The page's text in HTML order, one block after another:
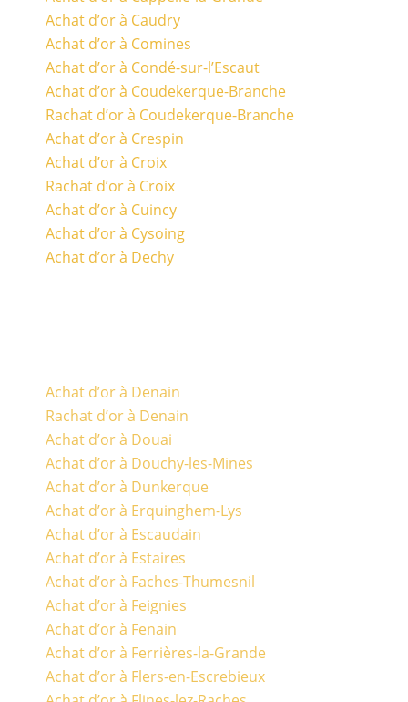
Achat d’or à Caudry
Achat d’or à Comines
Achat d’or à Condé-sur-l’Escaut
Achat d’or à Coudekerque-Branche
Rachat d’or à Coudekerque-Branche
Achat d’or à Crespin
Achat d’or à Croix
Rachat d’or à Croix
Achat d’or à Cuincy
Achat d’or à Cysoing
Achat d’or à Dechy
Achat d’or à Denain
Rachat d’or à Denain
Achat d’or à Douai
Achat d’or à Douchy-les-Mines
Achat d’or à Dunkerque
Achat d’or à Erquinghem-Lys
Achat d’or à Escaudain
Achat d’or à Estaires
Achat d’or à Faches-Thumesnil
Achat d’or à Feignies
Achat d’or à Fenain
Achat d’or à Ferrières-la-Grande
Achat d’or à Flers-en-Escrebieux